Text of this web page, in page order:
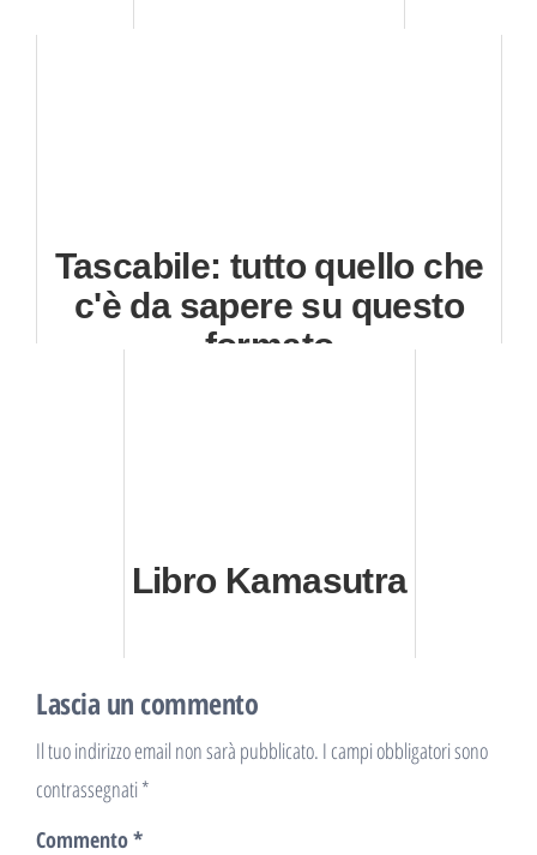
Tascabile: tutto quello che
c'è da sapere su questo
formato
Libro Kamasutra
Lascia un commento
Il tuo indirizzo email non sarà pubblicato. I campi obbligatori sono
contrassegnati*
Commento*